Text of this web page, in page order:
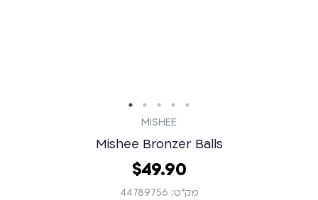
MISHEE
Mishee Bronzer Balls
49.90
‏
$
מק״ט: 44789756